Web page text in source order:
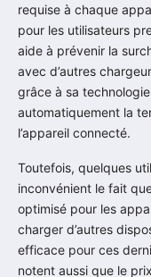
requise à chaque
pour les utilisateurs
aide à prévenir la
avec d’autres
grâce à sa
automatiquement la
l’appareil connecté.
Toutefois, quelques
inconvénient le fait
optimisé pour les
charger d’autres
efficace pour ces
notent aussi que le